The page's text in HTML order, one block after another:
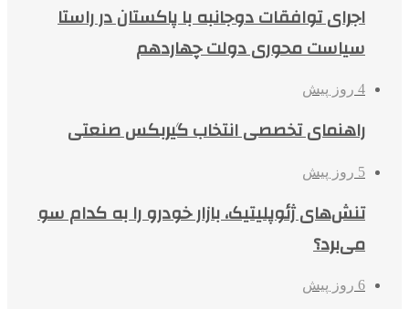
اجرای توافقات دوجانبه با پاکستان در راستا
سیاست محوری دولت چهاردهم
4 روز پیش
راهنمای تخصصی انتخاب گیربکس صنعتی
5 روز پیش
تنش‌های ژئوپلیتیک، بازار خودرو را به کدام سو
می‌برد؟
6 روز پیش